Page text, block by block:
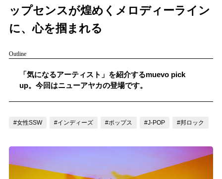
#男性シンガー #HR/HM #女性シンガー
記事一覧
プレスリリース一覧
お問い合わせ
ップセンスが煌めくメロディーライン
に、心を掴まれる
Outline
「気になるアーティスト」を紹介するmuevo pick
up。今回はニューアヤカの登場です。
#女性SSW #インディーズ #ポップス #J-POP #邦ロック